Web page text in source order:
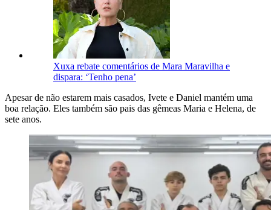
Xuxa rebate comentários de Mara Maravilha e
dispara: ‘Tenho pena’
Apesar de não estarem mais casados, Ivete e Daniel mantém uma
boa relação. Eles também são pais das gêmeas Maria e Helena, de
sete anos.